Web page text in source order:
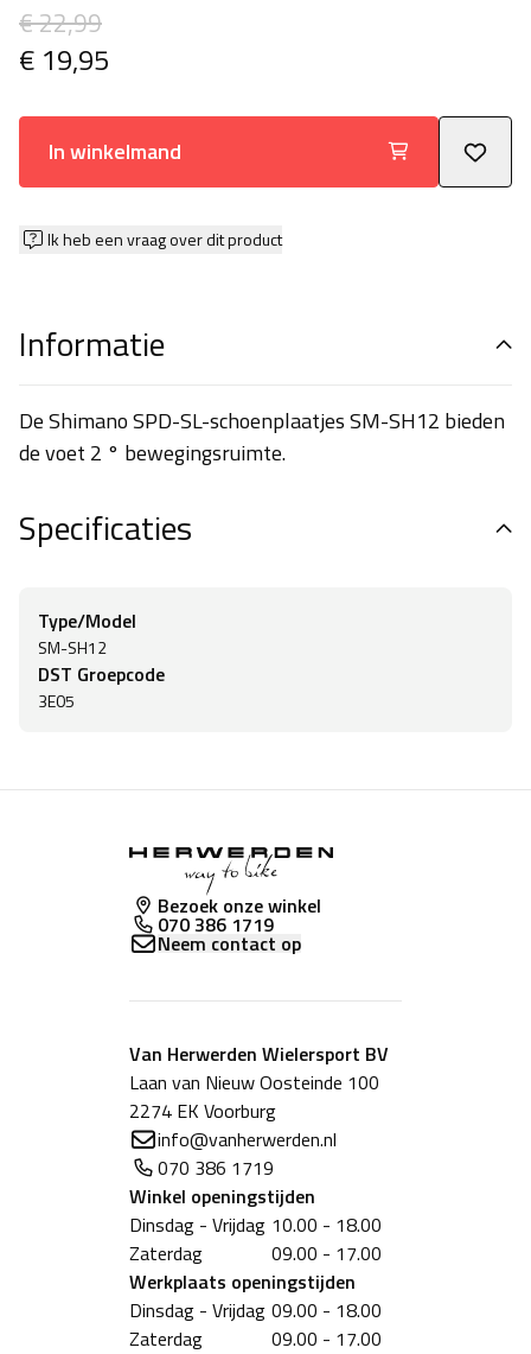
€ 22,99
€ 19,95
In winkelmand
Ik heb een vraag over dit product
Informatie
De Shimano SPD-SL-schoenplaatjes SM-SH12 bieden
de voet 2 ° bewegingsruimte.
Specificaties
Type/Model
SM-SH12
DST Groepcode
3E05
Bezoek onze winkel
070 386 1719
Neem contact op
Van Herwerden Wielersport BV
Laan van Nieuw Oosteinde 100
2274 EK Voorburg
info@vanherwerden.nl
070 386 1719
Winkel openingstijden
Dinsdag - Vrijdag 10.00 - 18.00
Zaterdag
09.00 - 17.00
Werkplaats openingstijden
Dinsdag - Vrijdag 09.00 - 18.00
Zaterdag
09.00 - 17.00